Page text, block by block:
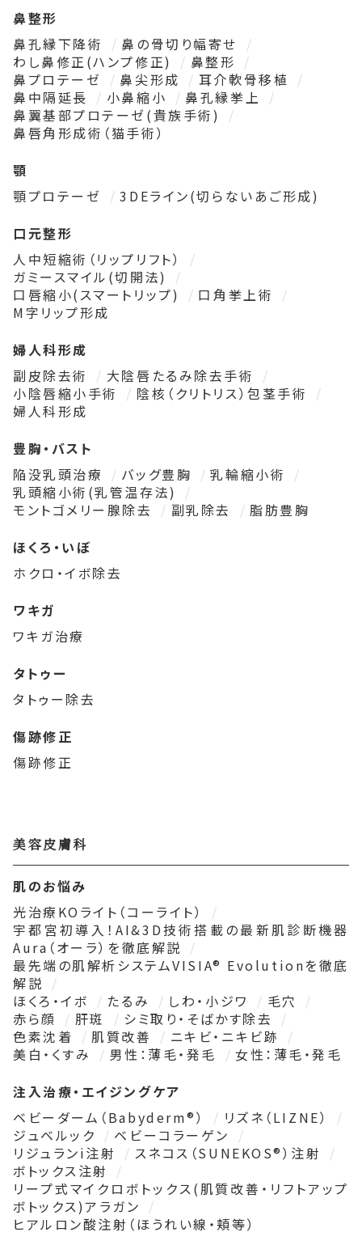
鼻整形
鼻孔縁下降術
鼻の骨切り幅寄せ
わし鼻修正(ハンプ修正)
鼻整形
鼻プロテーゼ
鼻尖形成
耳介軟骨移植
鼻中隔延長
小鼻縮小
鼻孔縁挙上
鼻翼基部プロテーゼ(貴族手術)
鼻唇角形成術（猫手術）
顎
顎プロテーゼ
3DEライン(切らないあご形成)
口元整形
人中短縮術（リップリフト）
ガミースマイル(切開法)
口唇縮小(スマートリップ)
口角挙上術
M字リップ形成
婦人科形成
副皮除去術
大陰唇たるみ除去手術
小陰唇縮小手術
陰核（クリトリス）包茎手術
婦人科形成
豊胸・バスト
陥没乳頭治療
バッグ豊胸
乳輪縮小術
乳頭縮小術(乳管温存法)
モントゴメリー腺除去
副乳除去
脂肪豊胸
ほくろ・いぼ
ホクロ・イボ除去
ワキガ
ワキガ治療
タトゥー
タトゥー除去
傷跡修正
傷跡修正
美容皮膚科
肌のお悩み
光治療KOライト（コーライト）
宇都宮初導入！AI&3D技術搭載の最新肌診断機器
Aura（オーラ）を徹底解説
最先端の肌解析システムVISIA® Evolutionを徹底
解説
ほくろ・イボ
たるみ しわ・小ジワ
毛穴
赤ら顔
肝斑
シミ取り・そばかす除去
色素沈着
肌質改善
ニキビ・ニキビ跡
美白・くすみ
男性：薄毛・発毛
女性：薄毛・発毛
注入治療・エイジングケア
ベビーダーム（Babyderm®）
リズネ（LIZNE）
ジュベルック
ベビーコラーゲン
リジュランi注射
スネコス（SUNEKOS®）注射
ボトックス注射
リープ式マイクロボトックス(肌質改善・リフトアップ
ボトックス)アラガン
ヒアルロン酸注射（ほうれい線・頬等）